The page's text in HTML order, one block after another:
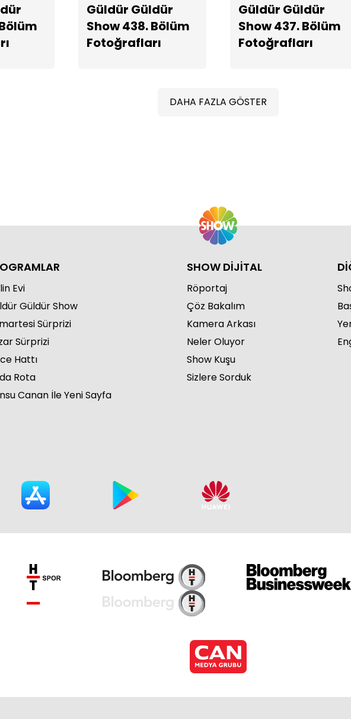
Güldür Güldür
Show 438. Bölüm
Fotoğrafları
Güldür Güldür
Show 437. Bölüm
Fotoğrafları
DAHA FAZLA GÖSTER
Evi
Güldür Show
Sürprizi
Sürprizi
Hattı
Rota
Canan İle Yeni Sayfa
SHOW DİJİTAL
Röportaj
Çöz Bakalım
Kamera Arkası
Neler Oluyor
Show Kuşu
Sizlere Sorduk